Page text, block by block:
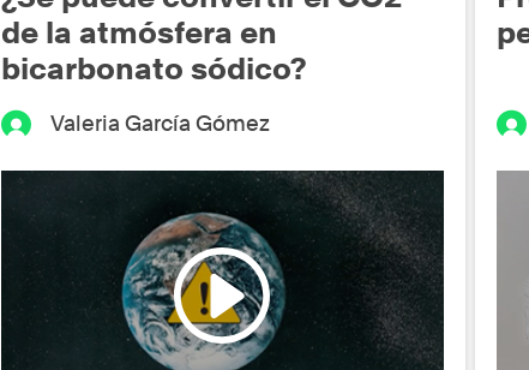
de la atmósfera en
bicarbonato sódico?
Valeria García Gómez